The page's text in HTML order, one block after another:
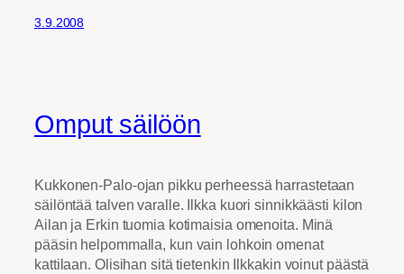
3.9.2008
Omput säilöön
Kukkonen-Palo-ojan pikku perheessä harrastetaan
säilöntää talven varalle. Ilkka kuori sinnikkäästi kilon
Ailan ja Erkin tuomia kotimaisia omenoita. Minä
pääsin helpommalla, kun vain lohkoin omenat
kattilaan. Olisihan sitä tietenkin Ilkkakin voinut päästä